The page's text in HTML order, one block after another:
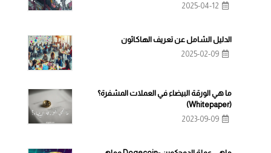
2025-04-12
الدليل الشامل عن تعريف الهاكاثون
2025-02-09
ما هي الورقة البيضاء في العملات المشفرة؟
(Whitepaper)
2023-09-09